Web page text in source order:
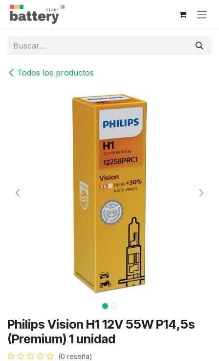
Ir al contenido
Todos los productos
Philips Vision H1 12V 55W P14,5s
(Premium) 1 unidad
(0 reseña)